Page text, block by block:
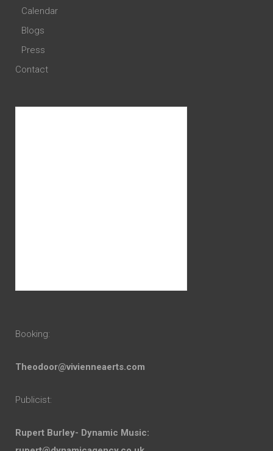
Calendar
Blogs
Press
Contact
Booking:
Theodoor@vivienneaerts.com
Publicist:
Rupert Burley- Dynamic Music: